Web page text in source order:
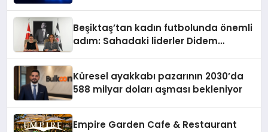
Beşiktaş’tan kadın futbolunda önemli
adım: Sahadaki liderler Didem
Küresel ayakkabı pazarının 2030’da
588 milyar doları aşması bekleniyor
Empire Garden Cafe & Restaurant